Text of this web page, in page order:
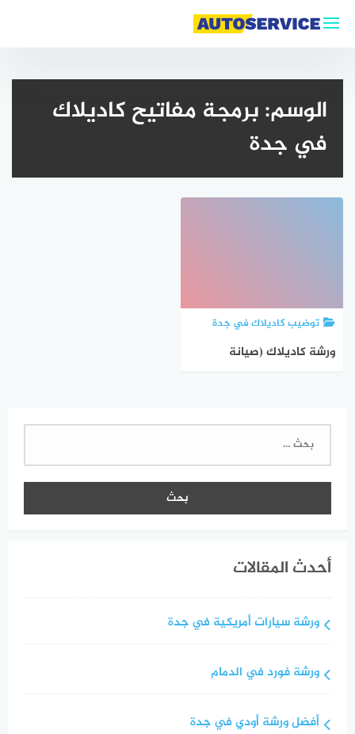
الوسم:برمجة مفاتيح كاديلاك
في جدة
توضيب كاديلاك في جدة
ورشة كاديلاك (صيانة
البحث
أحدث المقالات
ورشة سيارات أمريكية في جدة
ورشة فورد في الدمام
أفضل ورشة أودي في جدة